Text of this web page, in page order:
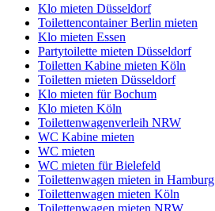
Klo mieten Düsseldorf
Toilettencontainer Berlin mieten
Klo mieten Essen
Partytoilette mieten Düsseldorf
Toiletten Kabine mieten Köln
Toiletten mieten Düsseldorf
Klo mieten für Bochum
Klo mieten Köln
Toilettenwagenverleih NRW
WC Kabine mieten
WC mieten
WC mieten für Bielefeld
Toilettenwagen mieten in Hamburg
Toilettenwagen mieten Köln
Toilettenwagen mieten NRW